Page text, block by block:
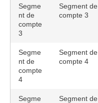
Segme
nt de
compte
3
Segment de
compte 3
Segme
nt de
compte
4
Segment de
compte 4
Segme
Segment de